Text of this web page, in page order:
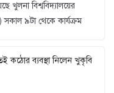
খুলনা বিশ্ববিদ্যালয়ের
৯টা থেকে কার্যক্রম
কঠোর ব্যবস্থা নিলেন খুকৃবি